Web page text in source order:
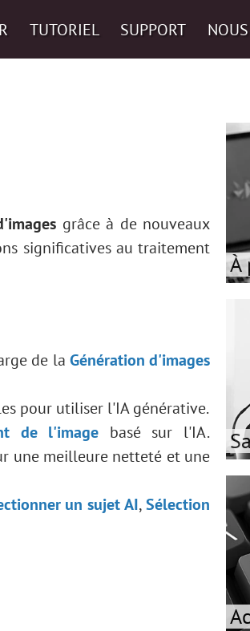
TUTORIEL SUPPORT
grâce à de nouveaux
significatives au traitement
de la Génération d'images
pour utiliser l'IA générative.
de l'image basé sur l'IA.
une meilleure netteté et une
un sujet AI,Sélection
À